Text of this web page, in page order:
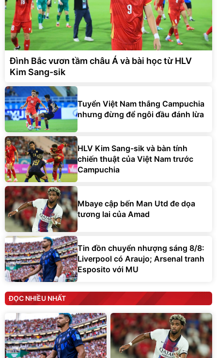
Đình Bắc vươn tầm châu Á và bài học từ HLV
Kim Sang-sik
Tuyển Việt Nam thắng Campuchia
nhưng đừng để ngôi đầu đánh lừa
HLV Kim Sang-sik và bàn tính
chiến thuật của Việt Nam trước
Campuchia
Mbaye cập bến Man Utd đe dọa
tương lai của Amad
Tin đồn chuyển nhượng sáng 8/8:
Liverpool có Araujo; Arsenal tranh
Esposito với MU
ĐỌC NHIỀU NHẤT